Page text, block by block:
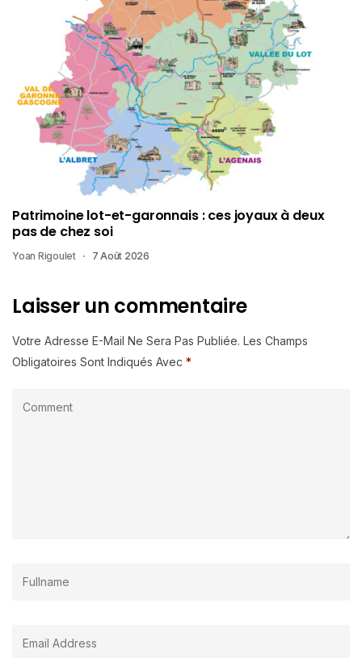
Patrimoine lot-et-garonnais : ces joyaux à deux
pas de chez soi
Yoan Rigoulet 7 Août 2026
Laisser un commentaire
Votre Adresse E-Mail Ne Sera Pas Publiée. Les Champs
Obligatoires Sont Indiqués Avec *